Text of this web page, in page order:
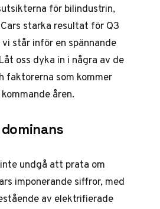
för bilindustrin,
starka resultat för Q3
står inför en spännande
oss dyka in i några av de
faktorerna som kommer
åren.
undgå att prata om
imponerande siffror, med
av elektrifierade